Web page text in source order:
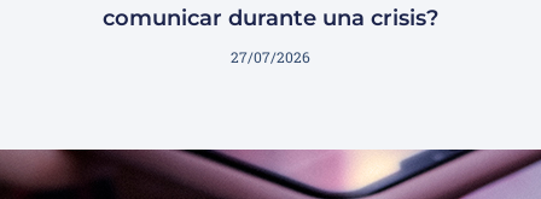
comunicar durante una crisis?
27/07/2026